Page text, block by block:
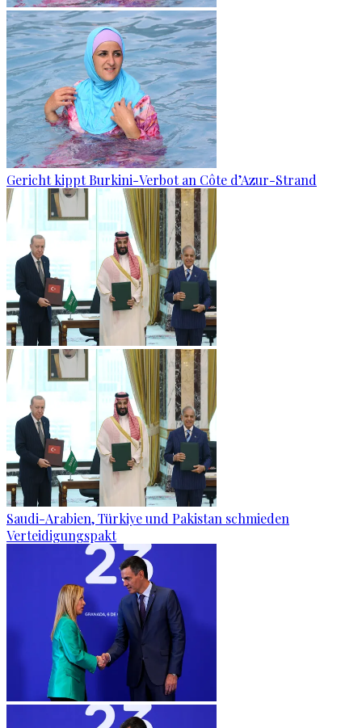
Gericht kippt Burkini-Verbot an Côte d’Azur-Strand
Saudi-Arabien, Türkiye und Pakistan schmieden
Verteidigungspakt